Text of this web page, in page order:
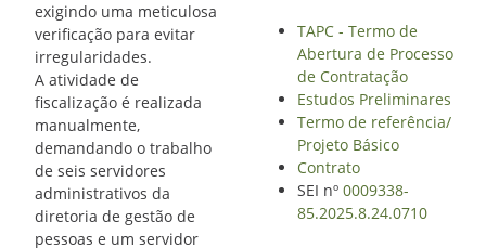
exigindo uma meticulosa
verificação para evitar
irregularidades.
A atividade de
fiscalização é realizada
manualmente,
demandando o trabalho
de seis servidores
administrativos da
diretoria de gestão de
pessoas e um servidor
TAPC - Termo de
Abertura de Processo
de Contratação
Estudos Preliminares
Termo de referência/
Projeto Básico
Contrato
SEI nº 0009338-
85.2025.8.24.0710